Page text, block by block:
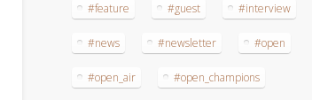
#feature #guest #interview
#news #newsletter #open
#open_air #open_champions